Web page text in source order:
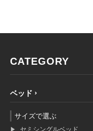
CATEGORY
ベッド
サイズで選ぶ
セミシングルベッド